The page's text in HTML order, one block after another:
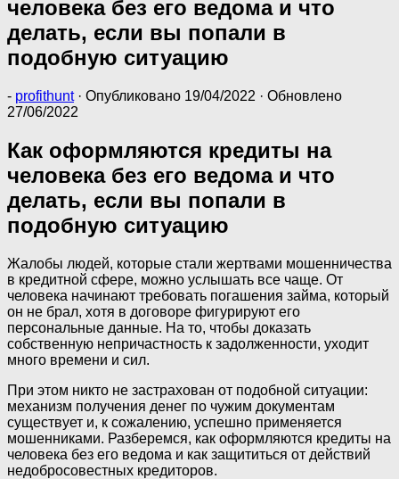
человека без его ведома и что
делать, если вы попали в
подобную ситуацию
- profithunt · Опубликовано 19/04/2022 · Обновлено
27/06/2022
Как оформляются кредиты на
человека без его ведома и что
делать, если вы попали в
подобную ситуацию
Жалобы людей, которые стали жертвами мошенничества
в кредитной сфере, можно услышать все чаще. От
человека начинают требовать погашения займа, который
он не брал, хотя в договоре фигурируют его
персональные данные. На то, чтобы доказать
собственную непричастность к задолженности, уходит
много времени и сил.
При этом никто не застрахован от подобной ситуации:
механизм получения денег по чужим документам
существует и, к сожалению, успешно применяется
мошенниками. Разберемся, как оформляются кредиты на
человека без его ведома и как защититься от действий
недобросовестных кредиторов.